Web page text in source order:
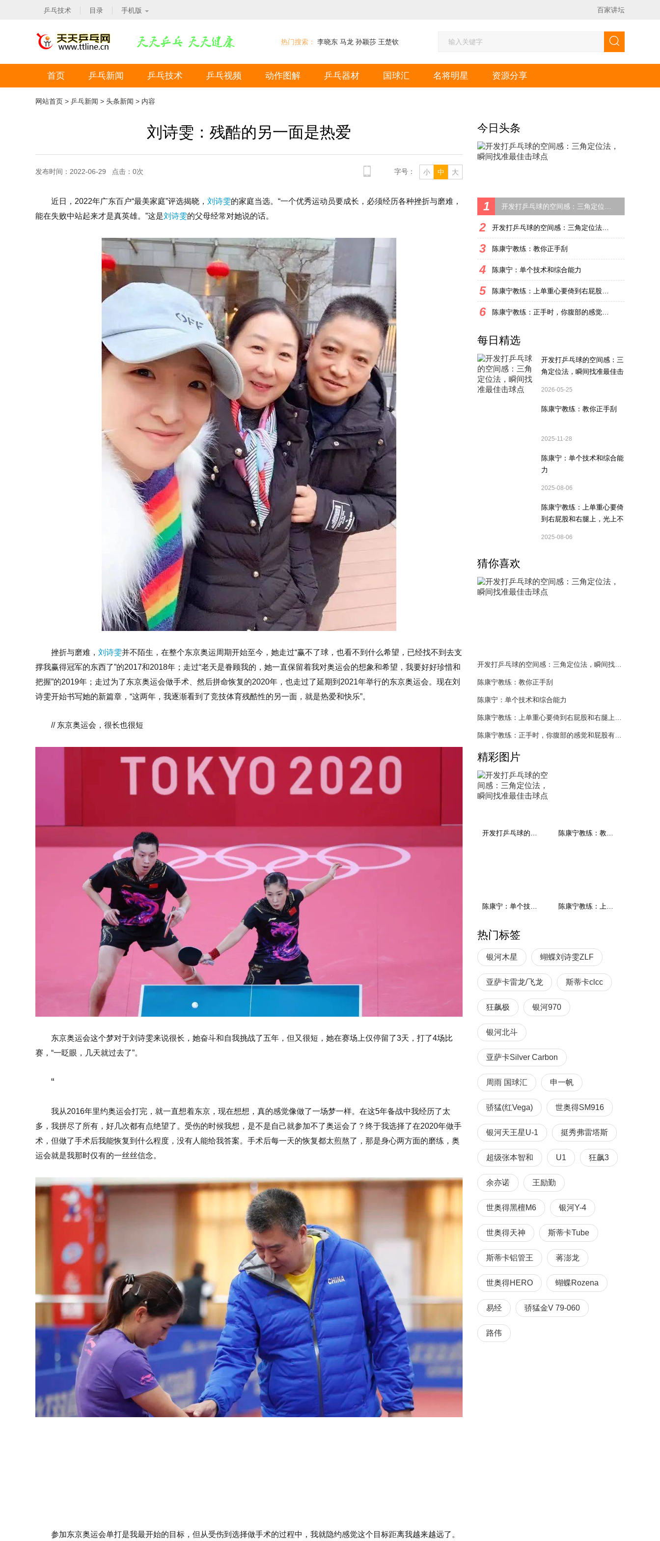
乒乓技术 目录 手机版 百家讲坛
热门搜索： 李晓东 马龙 孙颖莎 王楚钦
首页 乒乓新闻 乒乓技术 乒乓视频 动作图解 乒乓器材 国球汇 名将明星 资源分享
网站首页 > 乒乓新闻 > 头条新闻 > 内容
刘诗雯：残酷的另一面是热爱
发布时间：2022-06-29 点击： 0次 小 中 大
字号：
近日，2022年广东百户“最美家庭”评选揭晓， 刘诗雯的家庭当选。“一个优秀运动员要成长，必须经历各种挫折与磨难，
能在失败中站起来才是真英雄。”这是刘诗雯的父母经常对她说的话。
挫折与磨难， 刘诗雯并不陌生，在整个东京奥运周期开始至今，她走过“赢不了球，也看不到什么希望，已经找不到去支
撑我赢得冠军的东西了”的2017和2018年；走过“老天是眷顾我的，她一直保留着我对奥运会的想象和希望，我要好好珍惜和
把握”的2019年；走过为了东京奥运会做手术、然后拼命恢复的2020年，也走过了延期到2021年举行的东京奥运会。现在刘
诗雯开始书写她的新篇章，“这两年，我逐渐看到了竞技体育残酷性的另一面，就是热爱和快乐”。
// 东京奥运会，很长也很短
东京奥运会这个梦对于刘诗雯来说很长，她奋斗和自我挑战了五年，但又很短，她在赛场上仅停留了3天，打了4场比
赛，“一眨眼，几天就过去了”。
“
我从2016年里约奥运会打完，就一直想着东京，现在想想，真的感觉像做了一场梦一样。在这5年备战中我经历了太
多，我拼尽了所有，好几次都有点绝望了。受伤的时候我想，是不是自己就参加不了奥运会了？终于我选择了在2020年做手
术，但做了手术后我能恢复到什么程度，没有人能给我答案。手术后每一天的恢复都太煎熬了，那是身心两方面的磨练，奥
运会就是我那时仅有的一丝丝信念。
参加东京奥运会单打是我最开始的目标，但从受伤到选择做手术的过程中，我就隐约感觉这个目标距离我越来越远了。
今日头条
1
2
3 陈康宁教练：教你正手刮
4 陈康宁：单个技术和综合能力
5
6
每日精选
开发打乒乓球的空间感：三
角定位法，瞬间找准最佳击
2026-05-25
陈康宁教练：教你正手刮
2025-11-28
陈康宁：单个技术和综合能
力
2025-08-06
陈康宁教练：上单重心要倚
到右屁股和右腿上，光上不
2025-08-06
猜你喜欢
陈康宁教练：教你正手刮
陈康宁：单个技术和综合能力
精彩图片
热门标签
银河木星 蝴蝶刘诗雯ZLF
亚萨卡雷龙/飞龙 斯蒂卡clcc
狂飙极 银河970
银河北斗
亚萨卡Silver Carbon
周雨 国球汇 申一帆
骄猛(红Vega) 世奥得SM916
银河天王星U-1 挺秀弗雷塔斯
超级张本智和 U1 狂飙3
余亦诺 王励勤
世奥得黑檀M6 银河Y-4
世奥得天神 斯蒂卡Tube
斯蒂卡铝管王 蒋澎龙
世奥得HERO 蝴蝶Rozena
易经 骄猛金V 79-060
路伟